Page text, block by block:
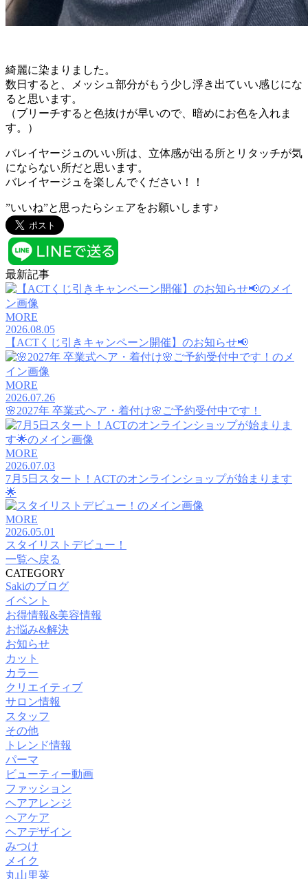
綺麗に染まりました。
数日すると、メッシュ部分がもう少し浮き出ていい感じにな
ると思います。
（ブリーチすると色抜けが早いので、暗めにお色を入れま
す。）
バレイヤージュのいい所は、立体感が出る所とリタッチが気
にならない所だと思います。
バレイヤージュを楽しんでください！！
”いいね”と思ったらシェアをお願いします♪
最新記事
MORE
2026.08.05
【ACTくじ引きキャンペーン開催】のお知らせ📢
MORE
2026.07.26
🌸2027年 卒業式ヘア・着付け🌸ご予約受付中です！
MORE
2026.07.03
7月5日スタート！ACTのオンラインショップが始まります
🌟
MORE
2026.05.01
スタイリストデビュー！
一覧へ戻る
CATEGORY
Sakiのブログ
イベント
お得情報&美容情報
お悩み&解決
お知らせ
カット
カラー
クリエイティブ
サロン情報
スタッフ
その他
トレンド情報
パーマ
ビューティー動画
ファッション
ヘアアレンジ
ヘアケア
ヘアデザイン
みつけ
メイク
丸山里菜